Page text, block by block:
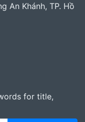
An Khánh, TP. Hồ
for title,